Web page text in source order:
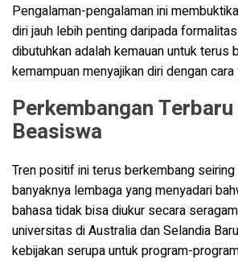
Pengalaman-pengalaman ini
diri jauh lebih penting daripada
dibutuhkan adalah kemauan untuk terus
kemampuan menyajikan diri dengan
Perkembangan
Beasiswa
Tren positif ini terus berkembang
banyaknya lembaga yang menyadari
bahasa tidak bisa diukur secara
universitas di Australia dan Selandia
kebijakan serupa untuk program-